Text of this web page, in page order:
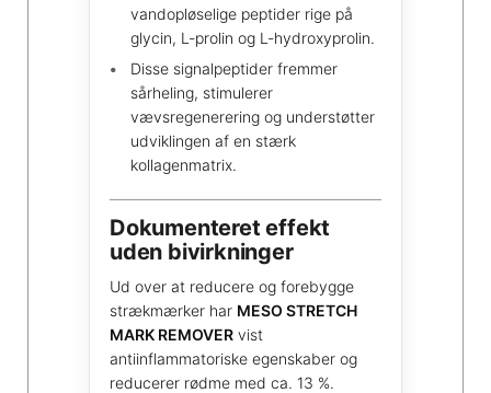
vandopløselige peptider rige på
glycin, L-prolin og L-hydroxyprolin.
Disse signalpeptider fremmer
sårheling, stimulerer
vævsregenerering og understøtter
udviklingen af en stærk
kollagenmatrix.
Dokumenteret effekt
uden bivirkninger
Ud over at reducere og forebygge
strækmærker har MESO STRETCH
MARK REMOVER vist
antiinflammatoriske egenskaber og
reducerer rødme med ca. 13 %.